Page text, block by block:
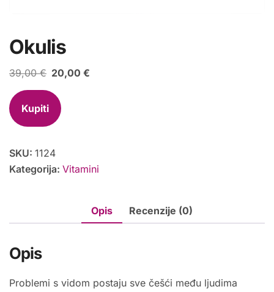
Okulis
39,00€ Izvorna
bila
je:
20,00 €
Kupiti
SKU: 1124
Kategorija: Vitamini
Opis Recenzije (0)
Opis
Problemi s vidom postaju sve češći među ljudima